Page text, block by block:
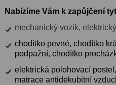
Nabízíme Vám k zapůjčení
mechanický vozík,
chodítko pevné, chodítko
podpažní, chodítko
elektrická polohovací
matrace antidekubitní